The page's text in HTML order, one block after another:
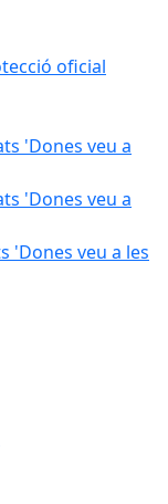
oficial
'Dones veu a
'Dones veu a
'Dones veu a les